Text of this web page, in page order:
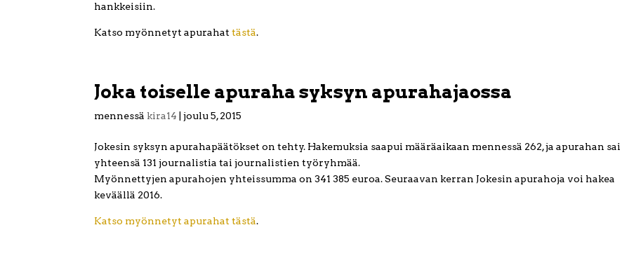
hankkeisiin.
Katso myönnetyt apurahattästä.
Joka toiselle apuraha syksyn apurahajaossa
mennessä kira14 |joulu 5, 2015
Jokesin syksyn apurahapäätökset on tehty. Hakemuksia saapui määräaikaan mennessä 262, ja apurahan sai
yhteensä 131 journalistia tai journalistien työryhmää.
Myönnettyjen apurahojen yhteissumma on 341 385 euroa. Seuraavan kerran Jokesin apurahoja voi hakea
keväällä 2016.
Katso myönnetyt apurahat tästä.